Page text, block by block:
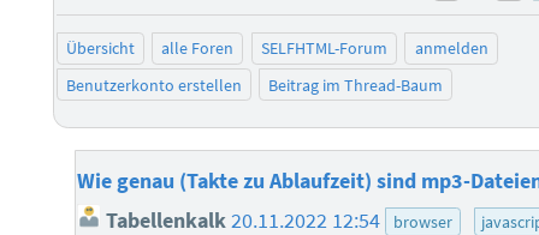
Übersicht alle Foren SELFHTML-Forum
anmelden
Benutzerkonto erstellen
Beitrag im Thread-Baum
Wie genau (Takte zu Ablaufzeit) sind mp3-
Tabellenkalk20.11.2022 12:54 browser